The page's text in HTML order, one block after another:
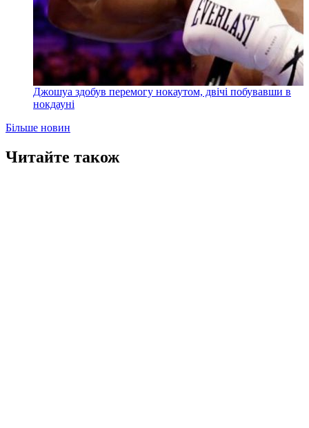
Джошуа здобув перемогу нокаутом, двічі побувавши в
нокдауні
Більше новин
Читайте також